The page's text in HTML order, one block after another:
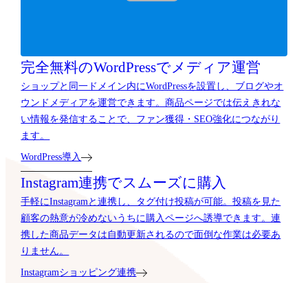
完全無料のWordPressでメディア運営
ショップと同一ドメイン内にWordPressを設置し、ブログやオ
ウンドメディアを運営できます。商品ページでは伝えきれな
い情報を発信することで、ファン獲得・SEO強化につながり
ます。
WordPress導入
Instagram連携でスムーズに購入
手軽にInstagramと連携し、タグ付け投稿が可能。投稿を見た
顧客の熱意が冷めないうちに購入ページへ誘導できます。連
携した商品データは自動更新されるので面倒な作業は必要あ
りません。
Instagramショッピング連携